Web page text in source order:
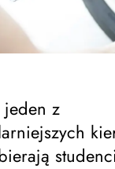
z
studenci